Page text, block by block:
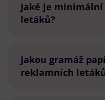
Jaké je
letáků?
Jakou gramáž
reklamních